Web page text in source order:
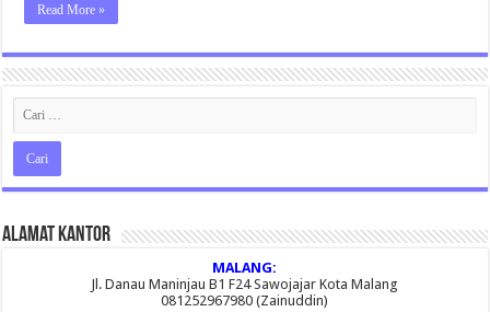
Read More »
Alamat Kantor
MALANG:
Jl. Danau Maninjau B1 F24 Sawojajar Kota Malang
081252967980 (Zainuddin)